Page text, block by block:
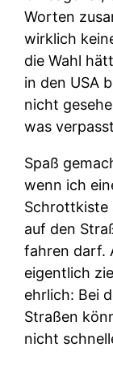
Worten
wirklich
die Wahl
in den USA
nicht
was
Spaß
wenn ich
Schrottkiste
auf den
fahren darf.
eigentlich
ehrlich: Bei
Straßen
nicht